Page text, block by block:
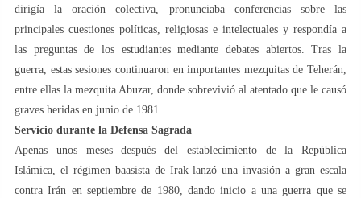
dirigía la oración colectiva, pronunciaba conferencias sobre las
principales cuestiones políticas, religiosas e intelectuales y respondía a
las preguntas de los estudiantes mediante debates abiertos. Tras la
guerra, estas sesiones continuaron en importantes mezquitas de Teherán,
entre ellas la mezquita Abuzar, donde sobrevivió al atentado que le causó
graves heridas en junio de 1981.
Servicio durante la Defensa Sagrada
Apenas unos meses después del establecimiento de la República
Islámica, el régimen baasista de Irak lanzó una invasión a gran escala
contra Irán en septiembre de 1980, dando inicio a una guerra que se